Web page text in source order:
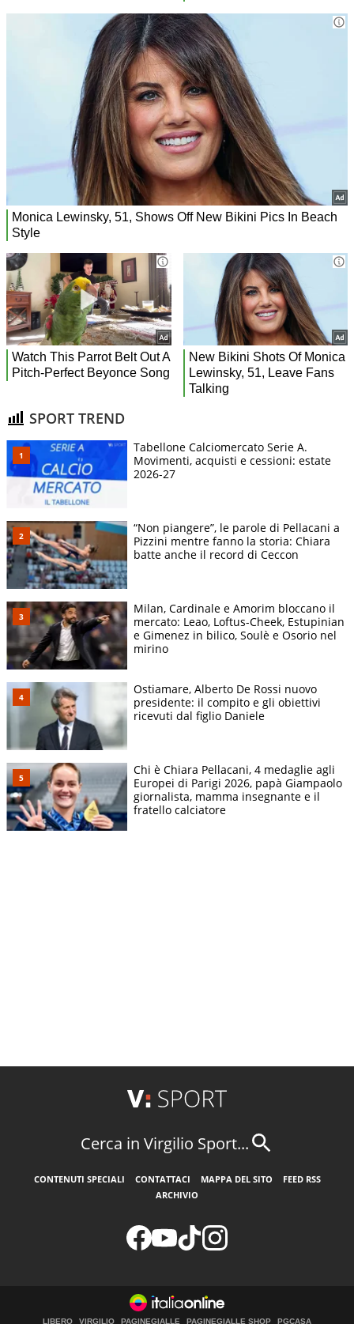
SPORT TREND
Tabellone Calciomercato Serie A.
Movimenti, acquisti e cessioni: estate
2026-27
“Non piangere”, le parole di Pellacani a
Pizzini mentre fanno la storia: Chiara
batte anche il record di Ceccon
Milan, Cardinale e Amorim bloccano il
mercato: Leao, Loftus-Cheek, Estupinian
e Gimenez in bilico, Soulè e Osorio nel
mirino
Ostiamare, Alberto De Rossi nuovo
presidente: il compito e gli obiettivi
ricevuti dal figlio Daniele
Chi è Chiara Pellacani, 4 medaglie agli
Europei di Parigi 2026, papà Giampaolo
giornalista, mamma insegnante e il
fratello calciatore
Cerca in Virgilio Sport...
CONTENUTI SPECIALI CONTATTACI MAPPA DEL SITO
FEED RSS
ARCHIVIO
LIBERO VIRGILIO PAGINEGIALLE PAGINEGIALLE SHOP PGCASA